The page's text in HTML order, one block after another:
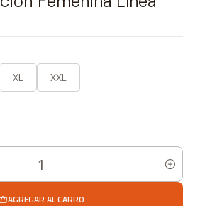
XL XXL
AGREGAR AL CARRO